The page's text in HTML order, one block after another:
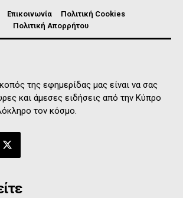
Επικοινωνία
Πολιτική Cookies
Πολιτική Απορρήτου
της εφημερίδας μας είναι να σας
και άμεσες ειδήσεις από την Κύπρο
τον κόσμο.